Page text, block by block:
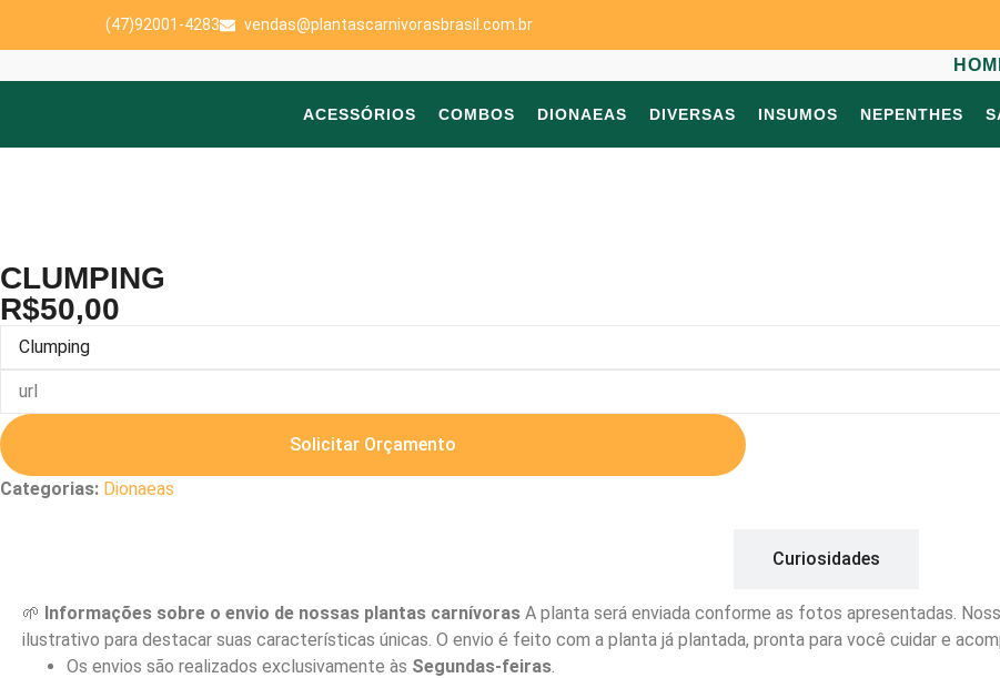
(47)92001-4283 vendas@plantascarnivorasbrasil.com.br
ACESSÓRIOS COMBOS DIONAEAS DIVERSAS INSUMOS NEPENTHES
CLUMPING
R$50,00
Solicitar Orçamento
Categorias: Dionaeas
Curiosidades
🌱 Informações sobre o envio de nossas plantas carnívoras A planta será enviada conforme as fotos apresentadas.
ilustrativo para destacar suas características únicas. O envio é feito com a planta já plantada, pronta para você cuidar e
Os envios são realizados exclusivamente às Segundas-feiras.